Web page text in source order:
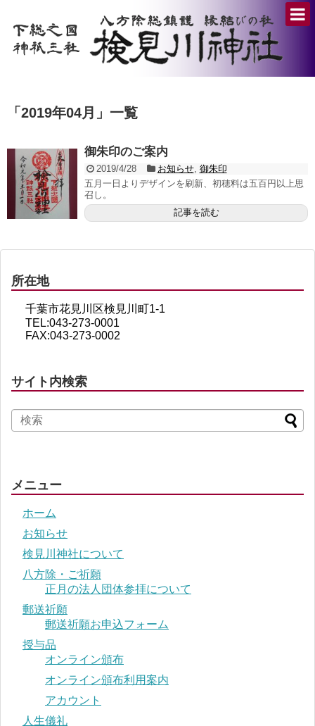
「 2019年04月 」 一覧
御朱印のご案内
2019/4/28 お知らせ, 御朱印
五月一日よりデザインを刷新、初穂料は五百円以上思
召し。
記事を読む
所在地
千葉市花見川区検見川町1-1
TEL:043-273-0001
FAX:043-273-0002
サイト内検索
メニュー
ホーム
お知らせ
検見川神社について
八方除・ご祈願
正月の法人団体参拝について
郵送祈願
郵送祈願お申込フォーム
授与品
オンライン頒布
オンライン頒布利用案内
アカウント
人生儀礼